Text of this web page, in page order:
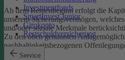
Investmentfonds
SmartInvest Junior
Girokonto
Restschuldversicherung
Service
Ab dem Rentenbeginn erfolgt die
unserem Sicherungsvermögen,
und/oder soziale Merkmale
Zu den oben genannten
nachhaltigkeitsbezogenen